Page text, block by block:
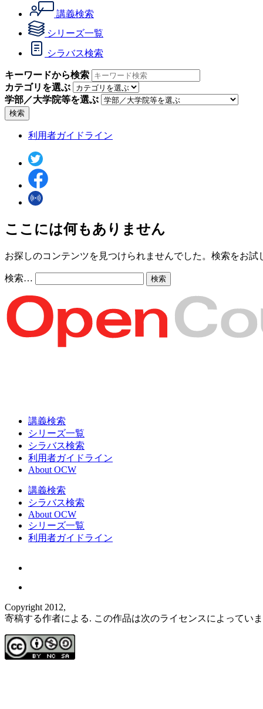
講義検索
シリーズ一覧
シラバス検索
キーワードから検索
カテゴリを選ぶ
学部／大学院等を選ぶ
検索
利用者ガイドライン
ここには何もありません
お探しのコンテンツを見つけられませんでした。検索をお試
検索…
講義検索
シリーズ一覧
シラバス検索
利用者ガイドライン
About OCW
講義検索
シラバス検索
About OCW
シリーズ一覧
利用者ガイドライン
Copyright 2012,
寄稿する作者による. この作品は次のライセンスによってい